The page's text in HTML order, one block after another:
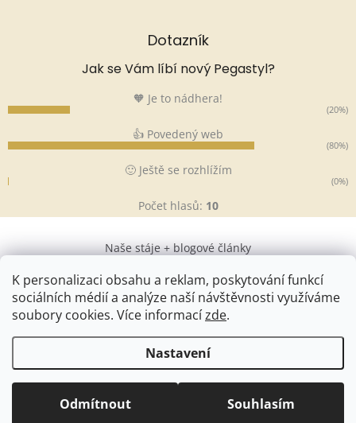
K personalizaci obsahu a reklam, poskytování funkcí
sociálních médií a analýze naší návštěvnosti využíváme
soubory cookies. Více informacízde.
Nastavení
Odmítnout Souhlasím
Dotazník
Jak se Vám líbí nový Pegastyl?
🧡 Je to nádhera!
(20%)
👍 Povedený web
(80%)
🙂 Ještě se rozhlížím
(0%)
Počet hlasů: 10
Naše stáje + blogové články
Vytvořil Shoptet
Copyright 2026 . Všechna práva vyhrazena.